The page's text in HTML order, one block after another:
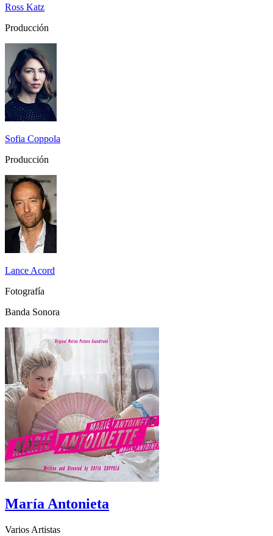
Ross Katz
Producción
Sofia Coppola
Producción
Lance Acord
Fotografía
Banda Sonora
María Antonieta
Varios Artistas